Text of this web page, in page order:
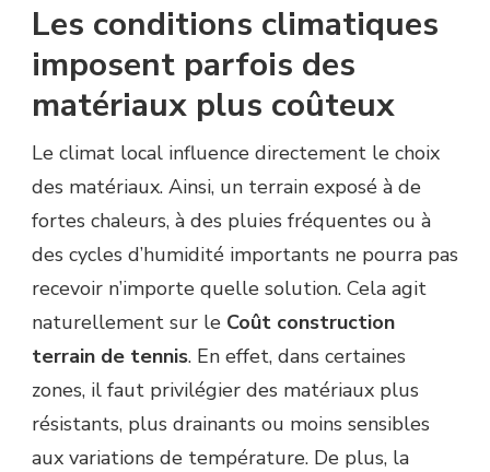
Les conditions climatiques
imposent parfois des
matériaux plus coûteux
Le climat local influence directement le choix
des matériaux. Ainsi, un terrain exposé à de
fortes chaleurs, à des pluies fréquentes ou à
des cycles d’humidité importants ne pourra pas
recevoir n’importe quelle solution. Cela agit
naturellement sur le Coût construction
terrain de tennis. En effet, dans certaines
zones, il faut privilégier des matériaux plus
résistants, plus drainants ou moins sensibles
aux variations de température. De plus, la